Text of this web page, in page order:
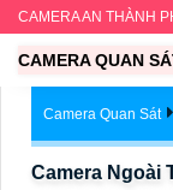
CAMERA AN THÀNH
CAMERA QUAN
Camera Quan Sát
Camera Ngoài